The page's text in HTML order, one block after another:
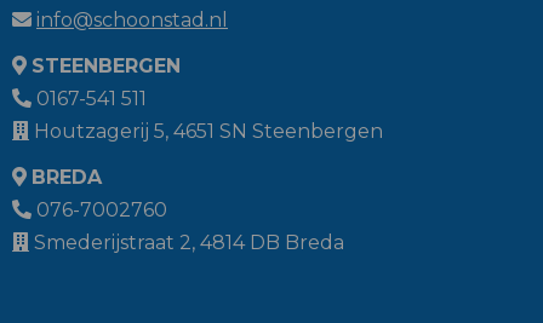
info@schoonstad.nl
STEENBERGEN
0167-541 511
Houtzagerij 5, 4651 SN Steenbergen
BREDA
076-7002760
Smederijstraat 2, 4814 DB Breda